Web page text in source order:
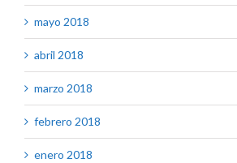
mayo 2018
abril 2018
marzo 2018
febrero 2018
enero 2018